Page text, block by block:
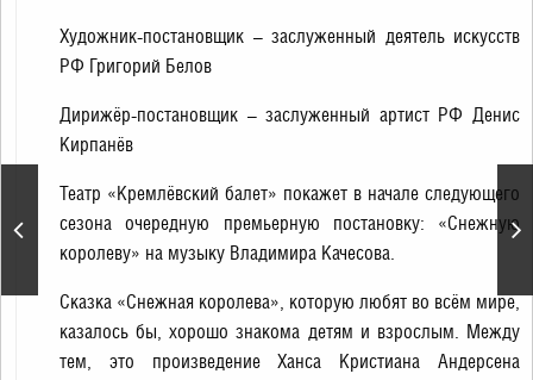
Нежный концерт «Богом
Художник-постановщик – заслуженный деятель искусств
РФ Григорий Белов
Дирижёр-постановщик – заслуженный артист РФ Денис
Кирпанёв
Театр «Кремлёвский балет» покажет в начале следующего
сезона очередную премьерную постановку: «Снежную
королеву» на музыку Владимира Качесова.
Сказка «Снежная королева», которую любят во всём мире,
казалось бы, хорошо знакома детям и взрослым. Между
тем, это произведение Ханса Кристиана Андерсена